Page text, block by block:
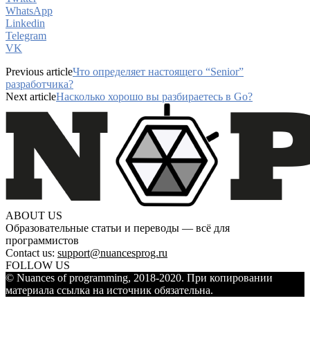
WhatsApp
Linkedin
Telegram
VK
Previous articleЧто определяет настоящего “Senior”
разработчика?
Next articleНасколько хорошо вы разбираетесь в Go?
ABOUT US
Образовательные статьи и переводы — всё для
программистов
Contact us: support@nuancesprog.ru
FOLLOW US
© Nuances of programming, 2018-2020. При копировании
материала ссылка на источник обязательна.